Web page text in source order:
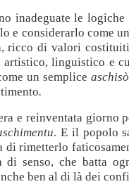
inadeguate le
e considerarlo come
ricco di valori
artistico, linguistico e
un semplice
.
e reinventata giorno
. E il popolo
di rimetterlo
di senso, che batta
ben al di là dei